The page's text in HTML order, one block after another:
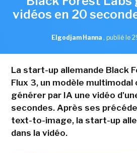
vidéos en 20
Elgodjam Hanna , publié le
La start-up allemande Black
Flux 3, un modèle multimodal
générer par IA une vidéo
secondes. Après ses
text-to-image, la start-up
dans la vidéo.